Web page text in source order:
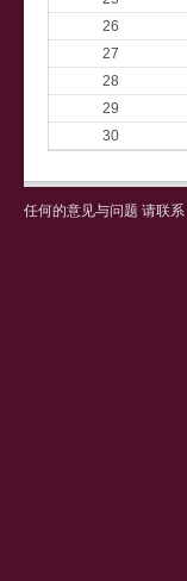
26
27
28
29
30
任何的意见与问题 请联系